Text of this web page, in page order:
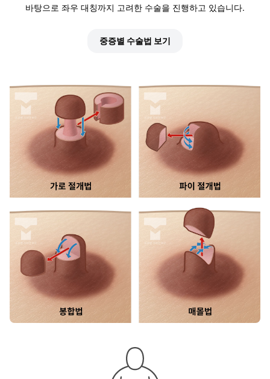
바탕으로 좌우 대칭까지 고려한 수술을 진행하고 있습니다.
중증별 수술법 보기